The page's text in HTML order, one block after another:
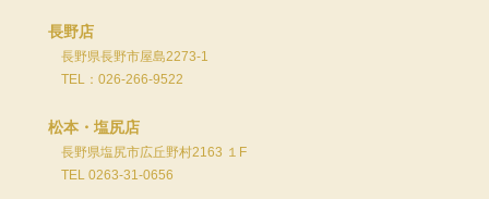
長野店
長野県長野市屋島2273-1
TEL：026-266-9522
松本・塩尻店
長野県塩尻市広丘野村2163 １F
TEL 0263-31-0656